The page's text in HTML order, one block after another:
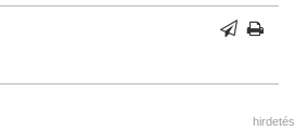
hirdetés